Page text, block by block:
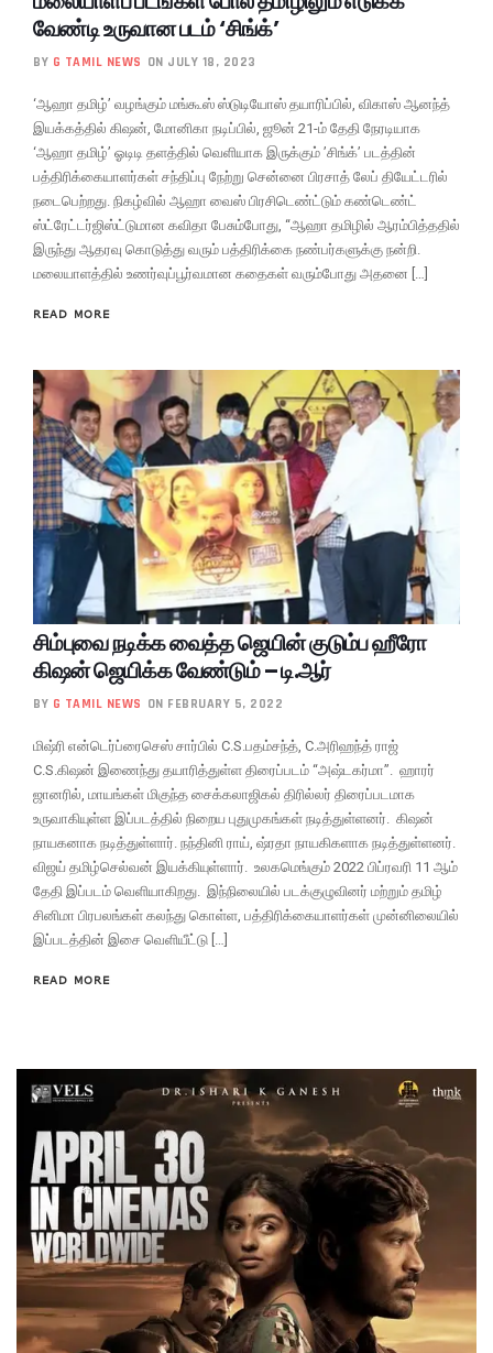
வேண்டி உருவான படம் ‘சிங்க்’
BY G TAMIL NEWS ON JULY 18, 2023
‘ஆஹா தமிழ்’ வழங்கும் மங்கூஸ் ஸ்டுடியோஸ் தயாரிப்பில், விகாஸ் ஆனந்த்
இயக்கத்தில் கிஷன், மோனிகா நடிப்பில், ஜூன் 21-ம் தேதி நேரடியாக
‘ஆஹா தமிழ்’ ஓடிடி தளத்தில் வெளியாக இருக்கும் ’சிங்க்’ படத்தின்
பத்திரிக்கையாளர்கள் சந்திப்பு நேற்று சென்னை பிரசாத் லேப் தியேட்டரில்
நடைபெற்றது. நிகழ்வில் ஆஹா வைஸ் பிரசிடெண்ட்டும் கண்டெண்ட்
ஸ்ட்ரேட்டர்ஜிஸ்ட்டுமான கவிதா பேசும்போது, “ஆஹா தமிழில் ஆரம்பித்ததில்
இருந்து ஆதரவு கொடுத்து வரும் பத்திரிக்கை நண்பர்களுக்கு நன்றி.
மலையாளத்தில் உணர்வுப்பூர்வமான கதைகள் வரும்போது அதனை […]
READ MORE
சிம்புவை நடிக்க வைத்த ஜெயின் குடும்ப ஹீரோ
கிஷன் ஜெயிக்க வேண்டும் – டி.ஆர்
BY G TAMIL NEWS ON FEBRUARY 5, 2022
மிஷ்ரி என்டெர்ப்ரைசெஸ் சார்பில் C.S.பதம்சந்த், C.அரிஹந்த் ராஜ்
C.S.கிஷன் இணைந்து தயாரித்துள்ள திரைப்படம் “அஷ்டகர்மா”. ஹாரர்
ஜானரில், மாயங்கள் மிகுந்த சைக்கலாஜிகல் திரில்லர் திரைப்படமாக
உருவாகியுள்ள இப்படத்தில் நிறைய புதுமுகங்கள் நடித்துள்ளனர். கிஷன்
நாயகனாக நடித்துள்ளார். நந்தினி ராய், ஷ்ரதா நாயகிகளாக நடித்துள்ளனர்.
விஜய் தமிழ்செல்வன் இயக்கியுள்ளார். உலகமெங்கும் 2022 பிப்ரவரி 11 ஆம்
தேதி இப்படம் வெளியாகிறது. இந்நிலையில் படக்குழுவினர் மற்றும் தமிழ்
சினிமா பிரபலங்கள் கலந்து கொள்ள, பத்திரிக்கையாளர்கள் முன்னிலையில்
இப்படத்தின் இசை வெளியீட்டு […]
READ MORE